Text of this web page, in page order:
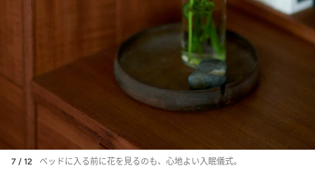
7 / 12 ベッドに入る前に花を見るのも、心地よい入眠儀式。